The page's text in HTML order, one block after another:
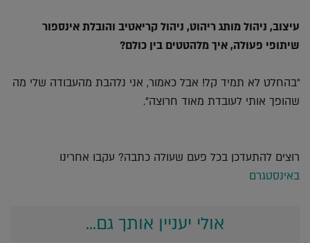
עיצוב, ניהול מותג ריהוט, ניהול קריאטיב והובלת אינספור
שיתופי פעולה, איך מלהטטים בין כולם?
"בהחלט לא תמיד קל! אבל כאמור, אני נלהבת מהעבודה שלי מה
שהופך אותי לעובדת מאוד חרוצה".
רוצים להתעדכן בכל פעם שעולה כתבה? עקבו אחרינו
באינסטגרם
אולי יעניין אותך גם...